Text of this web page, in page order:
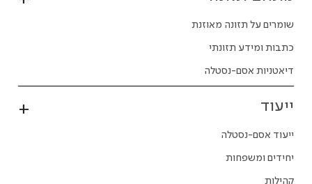
שומרים על תזונה מאוזנת
כתבות ומידע תזונתי
דיאטניות אסם-נסטלה
ייעוד
ייעוד אסם-נסטלה
יחידים ומשפחות
קהילות